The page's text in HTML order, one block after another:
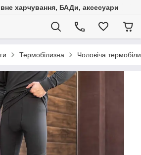
харчування, БАДи, аксесуари
Термобілизна Чоловіча